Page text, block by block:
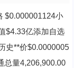
$0.000001124小
$4.33亿添加自选
史**价$0.0000005
总量4,206,900.00